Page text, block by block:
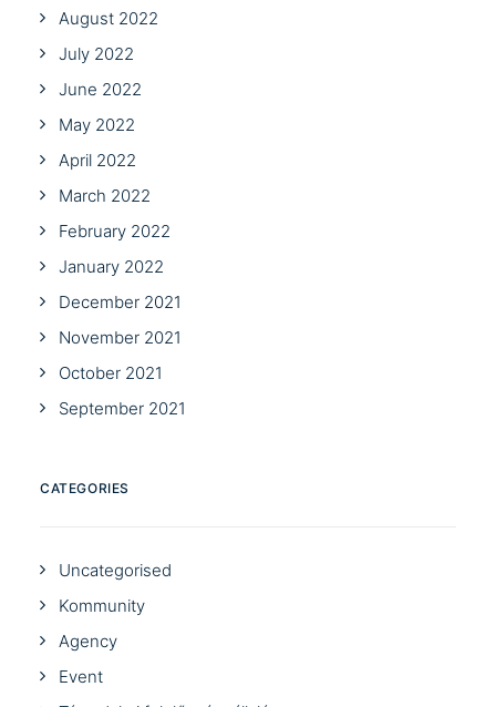
August 2022
July 2022
June 2022
May 2022
April 2022
March 2022
February 2022
January 2022
December 2021
November 2021
October 2021
September 2021
CATEGORIES
Uncategorised
Kommunity
Agency
Event